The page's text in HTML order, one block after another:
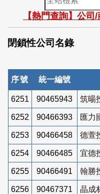
站
檢
索
【熱門查詢】公
閉鎖性公司名錄
序號 統一編號
6251 90465943 筑暘
6252 90466393 匯力
6253 90466458 德萱
6254 90466485 宜德
6255 90466491 翰勝
6256 90467371 晶成